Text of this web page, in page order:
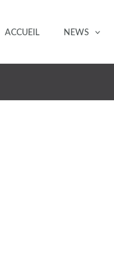
ACCUEIL NEWS